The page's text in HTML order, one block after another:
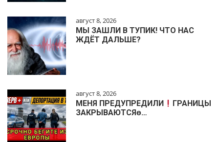
август 8, 2026
МЫ ЗАШЛИ В ТУПИК! ЧТО НАС
ЖДЁТ ДАЛЬШЕ?
август 8, 2026
МЕНЯ ПРЕДУПРЕДИЛИ
ГРАНИЦЫ
ЗАКРЫВАЮТСЯɵ…